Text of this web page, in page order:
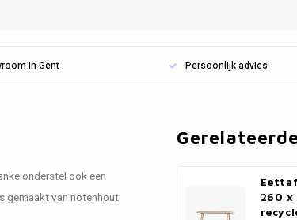
in Gent Persoonlijk advies
onderstel ook een
gemaakt van notenhout
260 x